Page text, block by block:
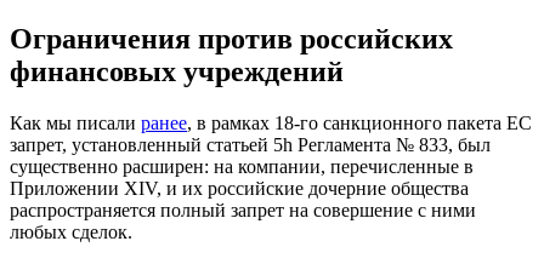
Ограничения против российских
финансовых учреждений
Как мы писали ранее, в рамках 18-го санкционного пакета ЕС
запрет, установленный статьей 5h Регламента № 833, был
существенно расширен: на компании, перечисленные в
Приложении XIV, и их российские дочерние общества
распространяется полный запрет на совершение с ними
любых сделок.